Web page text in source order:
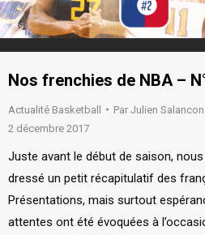
Nos frenchies de NBA –
Actualité Basketball Par Julien Salancon
2 décembre 2017
Juste avant le début de saison,
dressé un petit récapitulatif des
Présentations, mais surtout
attentes ont été évoquées à